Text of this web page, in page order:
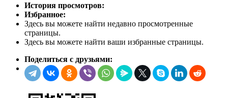
История просмотров:
Избранное:
Здесь вы можете найти недавно просмотренные
страницы.
Здесь вы можете найти ваши избранные страницы.
Поделиться с друзьями: